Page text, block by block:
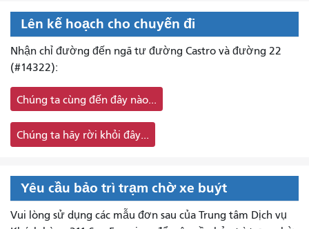
Lên kế hoạch cho chuyến đi
Nhận chỉ đường đến ngã tư đường Castro và đường 22
(#14322):
Chúng ta cùng đến đây nào...
Chúng ta hãy rời khỏi đây...
Yêu cầu bảo trì trạm chờ xe buýt
Vui lòng sử dụng các mẫu đơn sau của Trung tâm Dịch vụ